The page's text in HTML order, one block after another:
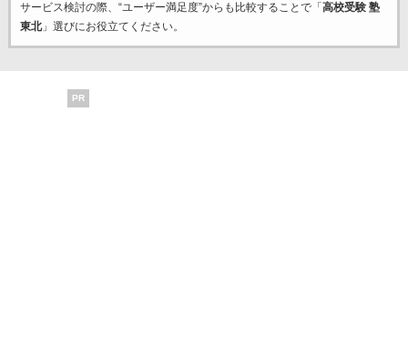
サービス検討の際、“ユーザー満足度”からも比較することで「 高校受験 塾
東北」選びにお役立てください。
PR